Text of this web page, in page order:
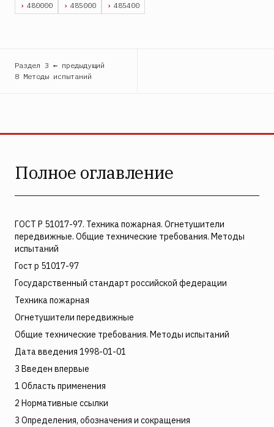
480000 485000 485400
Раздел 3 ← предыдущий
8 Методы испытаний
Полное оглавление
ГОСТ Р 51017-97. Техника пожарная. Огнетушители
передвижные. Общие технические требования. Методы
испытаний
Гост р 51017-97
Государственный стандарт российской федерации
Техника пожарная
Огнетушители передвижные
Общие технические требования. Методы испытаний
Дата введения 1998-01-01
3 Введен впервые
1 Область применения
2 Нормативные ссылки
3 Определения, обозначения и сокращения